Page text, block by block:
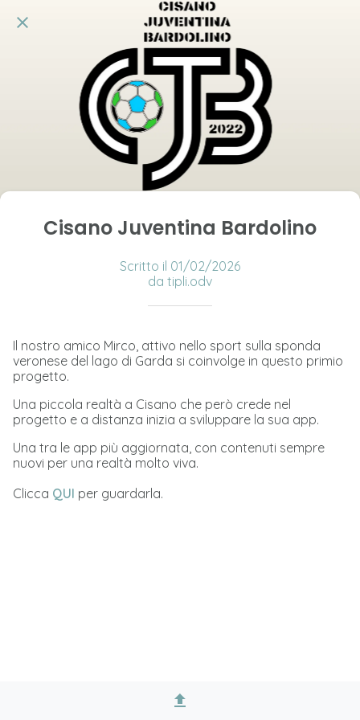
Cisano Juventina Bardolino
Scritto il 01/02/2026
da tipli.odv
Il nostro amico Mirco, attivo nello sport sulla sponda
veronese del lago di Garda si coinvolge in questo primio
progetto.
Una piccola realtà a Cisano che però crede nel
progetto e a distanza inizia a sviluppare la sua app.
Una tra le app più aggiornata, con contenuti sempre
nuovi per una realtà molto viva.
Clicca QUI per guardarla.